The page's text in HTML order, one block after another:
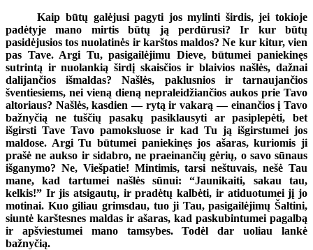
Kaip būtų galėjusi pagyti jos mylinti širdis, jei tokioje
padėtyje mano mirtis būtų ją perdūrusi? Ir kur būtų
pasidėjusios tos nuolatinės ir karštos maldos? Ne kur kitur, vien
pas Tave. Argi Tu, pasigailėjimu Dieve, būtumei paniekinęs
sutrintą ir nuolankią širdį skaisčios ir blaivios našlės, dažnai
dalijančios išmaldas? Našlės, paklusnios ir tarnaujančios
šventiesiems, nei vieną dieną nepraleidžiančios aukos prie Tavo
altoriaus? Našlės, kasdien — rytą ir vakarą — einančios į Tavo
bažnyčią ne tuščių pasakų pasiklausyti ar pasiplepėti, bet
išgirsti Tave Tavo pamoksluose ir kad Tu ją išgirstumei jos
maldose. Argi Tu būtumei paniekinęs jos ašaras, kuriomis ji
prašė ne aukso ir sidabro, ne praeinančių gėrių, o savo sūnaus
išganymo? Ne, Viešpatie! Mintimis, tarsi neštuvais, nešė Tau
mane, kad tartumei našlės sūnui: “Jaunikaiti, sakau tau,
kelkis!” Ir jis atsigautų, ir pradėtų kalbėti, ir atiduotumei jį jo
motinai. Kuo giliau grimsdau, tuo ji Tau, pasigailėjimų Šaltini,
siuntė karštesnes maldas ir ašaras, kad paskubintumei pagalbą
ir apšviestumei mano tamsybes. Todėl dar uoliau lankė
bažnyčią.